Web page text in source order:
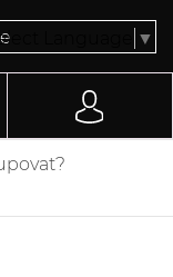
Language ▼